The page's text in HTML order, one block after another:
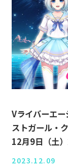
Vライバーエ
ストガール・
12月9日（土
2023.12.09